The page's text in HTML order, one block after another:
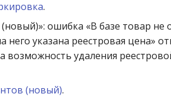
.
ошибка «В базе товар не
указана реестровая цена»
удаления
(новый).